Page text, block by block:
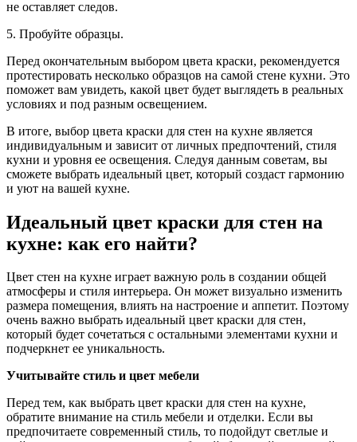
не оставляет следов.
5. Пробуйте образцы.
Перед окончательным выбором цвета краски, рекомендуется
протестировать несколько образцов на самой стене кухни. Это
поможет вам увидеть, какой цвет будет выглядеть в реальных
условиях и под разным освещением.
В итоге, выбор цвета краски для стен на кухне является
индивидуальным и зависит от личных предпочтений, стиля
кухни и уровня ее освещения. Следуя данным советам, вы
сможете выбрать идеальный цвет, который создаст гармонию
и уют на вашей кухне.
Идеальный цвет краски для стен на
кухне: как его найти?
Цвет стен на кухне играет важную роль в создании общей
атмосферы и стиля интерьера. Он может визуально изменить
размера помещения, влиять на настроение и аппетит. Поэтому
очень важно выбрать идеальный цвет краски для стен,
который будет сочетаться с остальными элементами кухни и
подчеркнет ее уникальность.
Учитывайте стиль и цвет мебели
Перед тем, как выбрать цвет краски для стен на кухне,
обратите внимание на стиль мебели и отделки. Если вы
предпочитаете современный стиль, то подойдут светлые и